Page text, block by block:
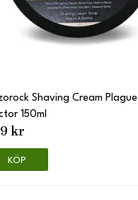
Shaving Cream Plague
150ml
kr
KÖP